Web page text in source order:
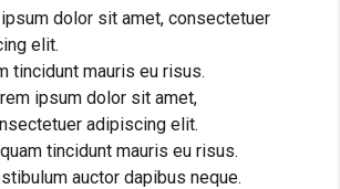
dolor sit amet, consectetuer
elit.
tincidunt mauris eu risus.
ipsum dolor sit amet,
adipiscing elit.
tincidunt mauris eu risus.
auctor dapibus neque.